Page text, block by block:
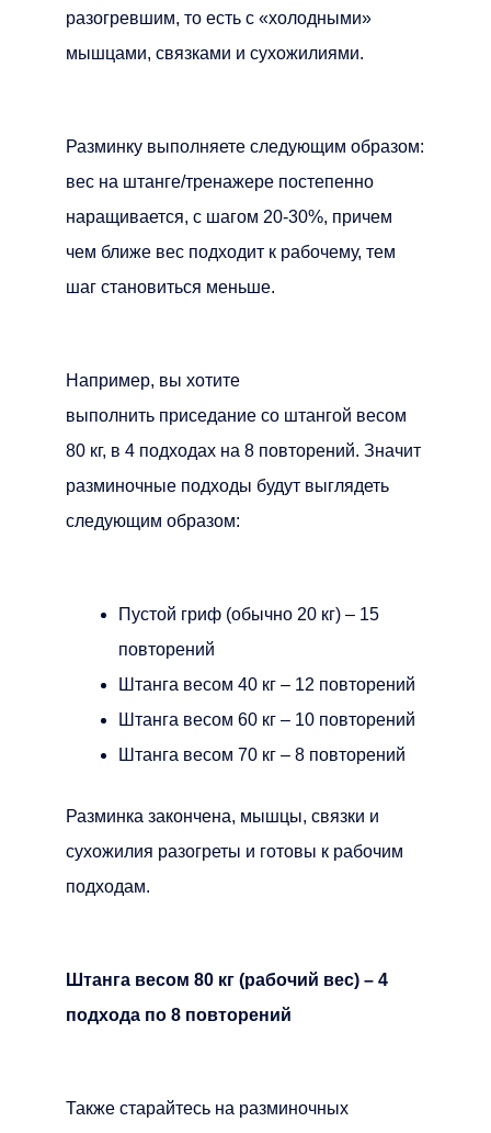
разогревшим, то есть с «холодными»
мышцами, связками и сухожилиями.
Разминку выполняете следующим образом:
вес на штанге/тренажере постепенно
наращивается, с шагом 20-30%, причем
чем ближе вес подходит к рабочему, тем
шаг становиться меньше.
Например, вы хотите
выполнить приседание со штангой весом
80 кг, в 4 подходах на 8 повторений. Значит
разминочные подходы будут выглядеть
следующим образом:
Пустой гриф (обычно 20 кг) – 15
повторений
Штанга весом 40 кг – 12 повторений
Штанга весом 60 кг – 10 повторений
Штанга весом 70 кг – 8 повторений
Разминка закончена, мышцы, связки и
сухожилия разогреты и готовы к рабочим
подходам.
Штанга весом 80 кг (рабочий вес) – 4
подхода по 8 повторений
Также старайтесь на разминочных